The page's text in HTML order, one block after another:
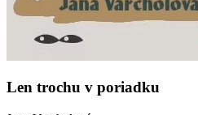
Len trochu v poriadku